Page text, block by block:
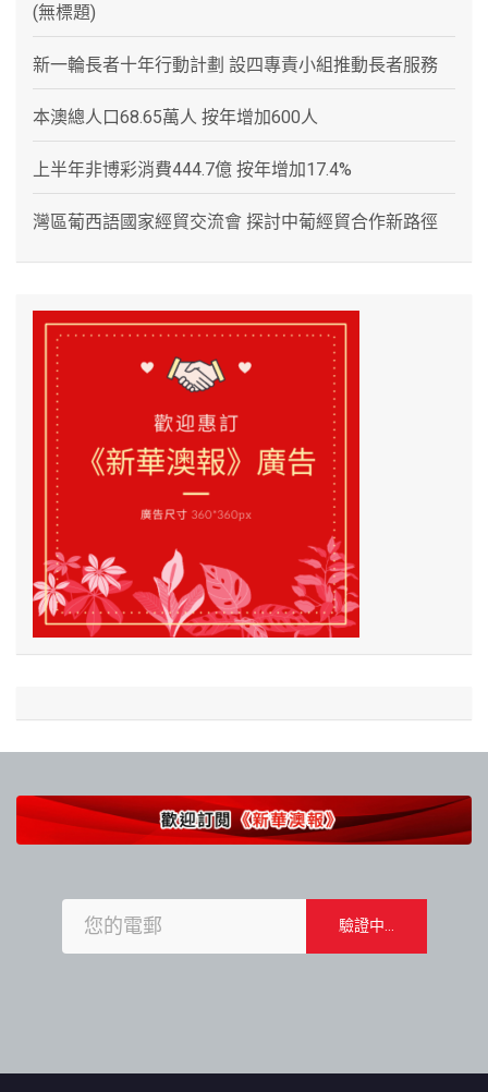
(無標題)
新一輪長者十年行動計劃 設四專責小組推動長者服務
本澳總人口68.65萬人 按年增加600人
上半年非博彩消費444.7億 按年增加17.4%
灣區葡西語國家經貿交流會 探討中葡經貿合作新路徑